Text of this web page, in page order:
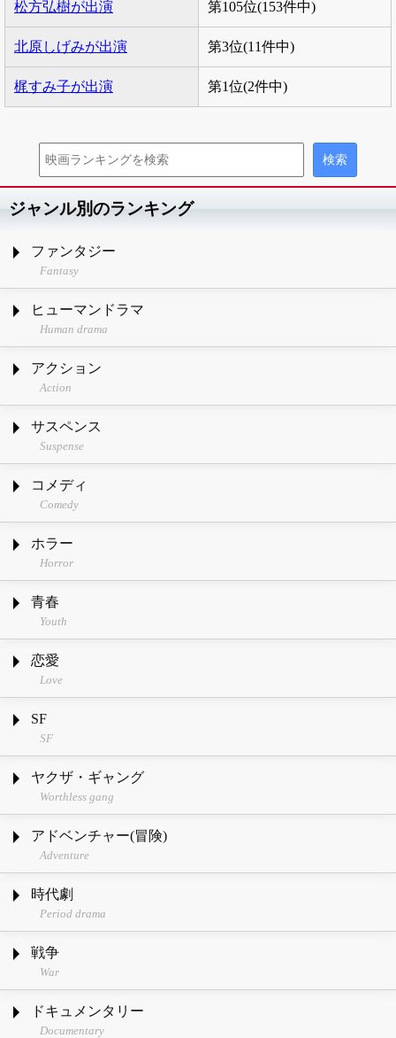
松方弘樹が出演 第105位(153件中)
北原しげみが出演 第3位(11件中)
梶すみ子が出演 第1位(2件中)
ジャンル別のランキング
ファンタジー
Fantasy
ヒューマンドラマ
Human drama
アクション
Action
サスペンス
Suspense
コメディ
Comedy
ホラー
Horror
青春
Youth
恋愛
Love
SF
SF
ヤクザ・ギャング
Worthless gang
アドベンチャー(冒険)
Adventure
時代劇
Period drama
戦争
War
ドキュメンタリー
Documentary